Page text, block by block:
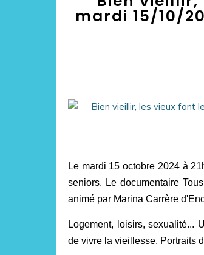
mardi 15/10/
Le mardi 15 octobre 2024 à
seniors. Le documentaire
animé par Marina Carrère
Logement, loisirs, sexualité...
de vivre la vieillesse. Portraits